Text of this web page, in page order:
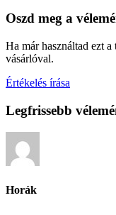
Oszd meg a
Ha már használtad ezt
vásárlóval.
Értékelés írása
Legfrissebb
Horák